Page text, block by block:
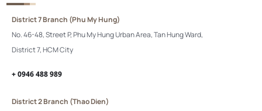
District 7 Branch (Phu My Hung)
No. 46-48, Street P, Phu My Hung Urban Area, Tan Hung Ward,
District 7, HCM City
+ 0946 488 989
District 2 Branch (Thao Dien)